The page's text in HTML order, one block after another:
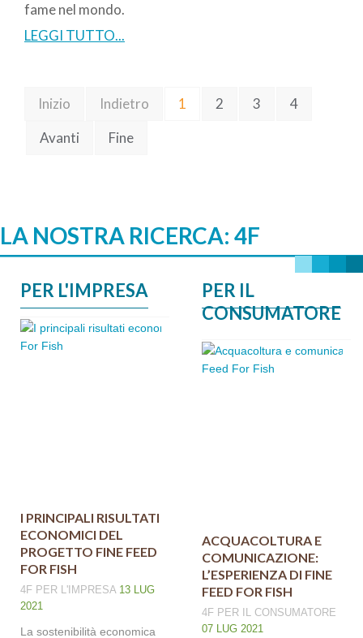
fame nel mondo.
LEGGI TUTTO...
Inizio Indietro 1 2 3
4
Avanti
Fine
LA NOSTRA RICERCA: 4F
PER L'IMPRESA
I PRINCIPALI RISULTATI
ECONOMICI DEL
PROGETTO FINE FEED
FOR FISH
4F PER L'IMPRESA13 LUG
2021
La sostenibilità economica
PER IL
CONSUMATORE
ACQUACOLTURA E
COMUNICAZIONE:
L’ESPERIENZA DI FINE
FEED FOR FISH
4F PER IL CONSUMATORE
07 LUG 2021